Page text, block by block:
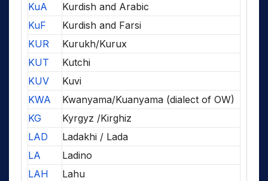
KuA
Kurdish and Arabic
KuF
Kurdish and Farsi
KUR
Kurukh/Kurux
KUT
Kutchi
KUV
Kuvi
KWA
Kwanyama/Kuanyama (dialect of OW)
KG
Kyrgyz /Kirghiz
LAD
Ladakhi / Lada
LA
Ladino
LAH
Lahu